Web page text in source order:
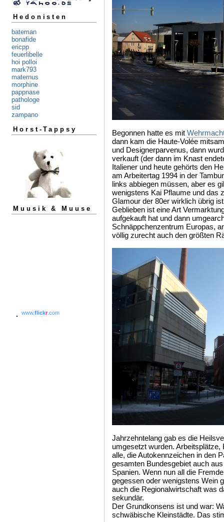
Hedonisten
bateman
bonafide
ericpp
feuerlibelle
hoi polloi
mark793
maternus
morphine
pappnase
pathologe
sid
zampano
Horst-Tappsy
Muusik & Muuse
www.flickr.com
Begonnen hatte es mit
dann kam die Haute-Volée
und Designerparvenus, dann
verkauft (der dann im Knast
Italiener und heute gehörts den
am Arbeitertag 1994 in der
links abbiegen müssen, aber es
wenigstens Kai Pflaume und das
Glamour der 80er wirklich übrig
Geblieben ist eine Art
aufgekauft hat und dann
Schnäppchenzentrum Europas,
völlig zurecht auch den größten
Jahrzehntelang gab es die
umgesetzt wurden.
alle, die Autokennzeichen in den
gesamten Bundesgebiet auch
Spanien. Wenn nun all die
gegessen oder wenigstens Wein
auch die Regionalwirtschaft was
sekundär.
Der Grundkonsens ist und war:
schwäbische Kleinstädte. Das